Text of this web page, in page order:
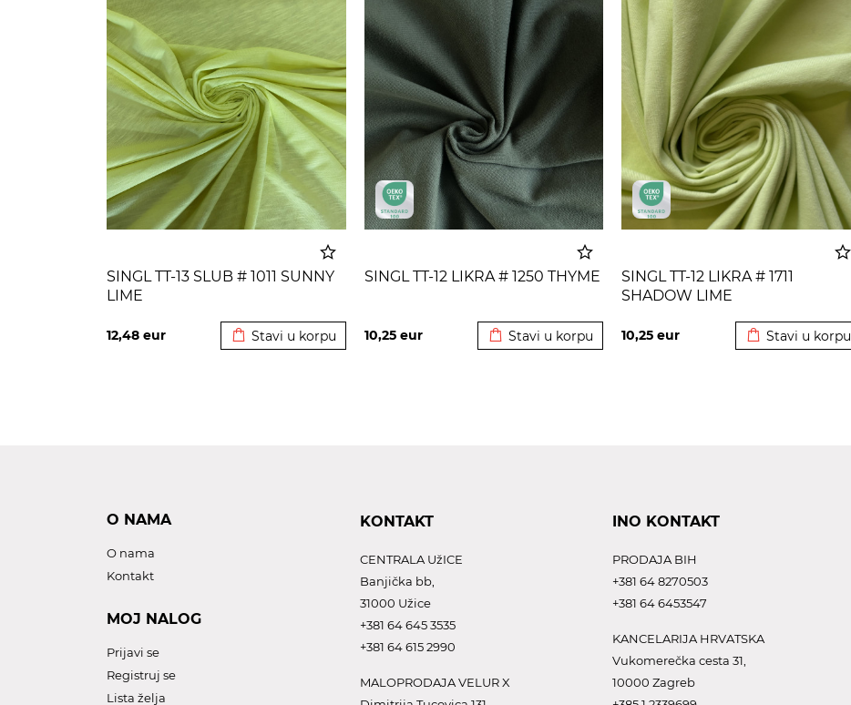
SINGL TT-13 SLUB # 1011 SUNNY
LIME
12,48 eur Stavi u korpu
SINGL TT-12 LIKRA # 1250 THYME
10,25 eur Stavi u korpu
SINGL TT-12 LIKRA # 1711
SHADOW LIME
10,25 eur Stavi u korpu
O NAMA
O nama
Kontakt
MOJ NALOG
Prijavi se
Registruj se
Lista želja
KONTAKT
CENTRALA UžICE
Banjička bb,
31000 Užice
+381 64 645 3535
+381 64 615 2990
MALOPRODAJA VELUR X
INO KONTAKT
PRODAJA BIH
+381 64 8270503
+381 64 6453547
KANCELARIJA HRVATSKA
Vukomerečka cesta 31,
10000 Zagreb